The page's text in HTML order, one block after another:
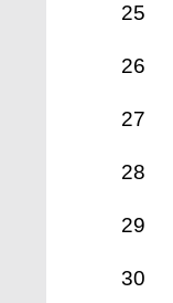
25
26
27
28
29
30